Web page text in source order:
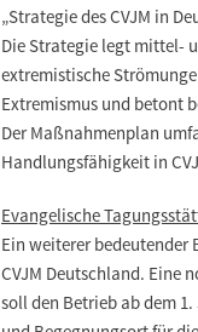
„Strategie des CVJM in
Die Strategie legt mittel-
extremistische
Extremismus und betont
Der Maßnahmenplan
Handlungsfähigkeit in
Evangelische
Ein weiterer bedeutender
CVJM Deutschland. Eine
soll den Betrieb ab dem